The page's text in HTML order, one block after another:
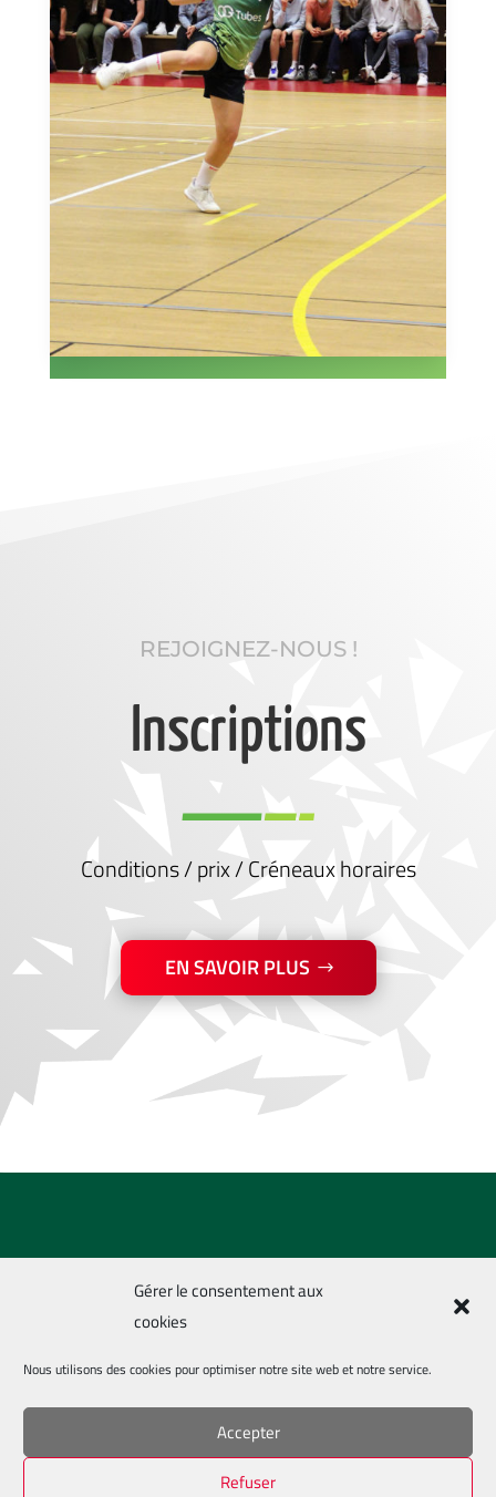
Gérer le consentement aux
cookies
Nous utilisons des cookies pour optimiser notre site web et notre service.
Accepter
Refuser
REJOIGNEZ-NOUS !
Inscriptions
Conditions / prix / Créneaux horaires
EN SAVOIR PLUS
Pays de Lesneven Handball 2021-2024 –
légales–Politique de confidentialités